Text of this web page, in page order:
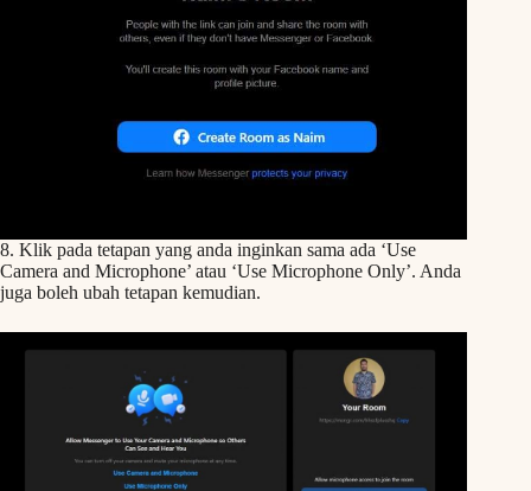
8. Klik pada tetapan yang anda inginkan sama ada ‘Use
Camera and Microphone’ atau ‘Use Microphone Only’. Anda
juga boleh ubah tetapan kemudian.